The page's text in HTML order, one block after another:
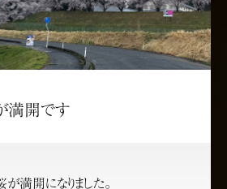
満開です
満開になりました。